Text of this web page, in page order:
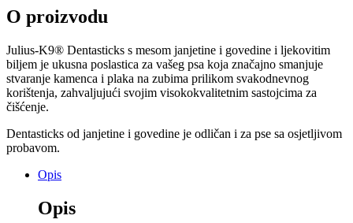
količina
O proizvodu
Julius-K9® Dentasticks s mesom janjetine i govedine i ljekovitim
biljem je ukusna poslastica za vašeg psa koja značajno smanjuje
stvaranje kamenca i plaka na zubima prilikom svakodnevnog
korištenja, zahvaljujući svojim visokokvalitetnim sastojcima za
čišćenje.
Dentasticks od janjetine i govedine je odličan i za pse sa osjetljivom
probavom.
Opis
Opis